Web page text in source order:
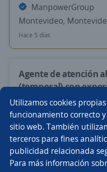
Utilizamos cookies
funcionamiento correcto
sitio web. También
terceros para fines
publicidad relacionada
Para más información
ManpowerGroup
Montevideo,
Hace 5 días
Agente de atención
(temporal) con
afines
ManpowerGroup
Montevideo,
Hace 6 días
Buscar es